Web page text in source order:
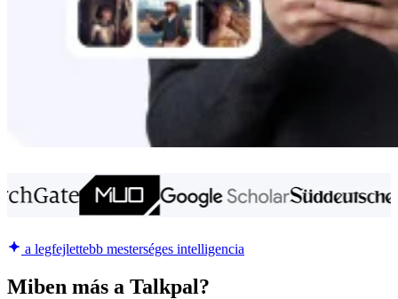
a legfejlettebb mesterséges intelligencia
Miben más a Talkpal?